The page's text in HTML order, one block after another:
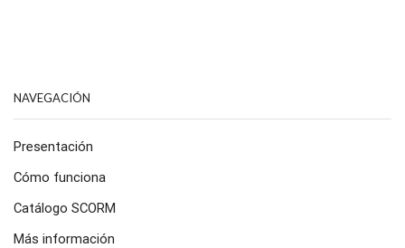
NAVEGACIÓN
Presentación
Cómo funciona
Catálogo SCORM
Más información